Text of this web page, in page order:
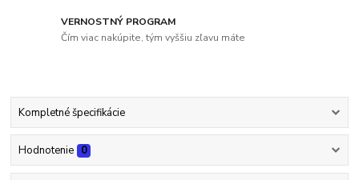
VERNOSTNÝ PROGRAM
Čím viac nakúpite, tým vyššiu zľavu máte
Kompletné špecifikácie
Hodnotenie 0